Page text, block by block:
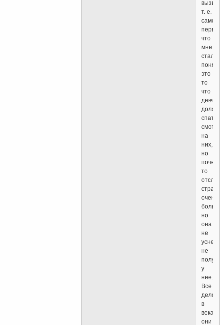
т. е.
самое
что
мне
стало
это
то
что
спать
на
них,
но
то
очень
но
она
не
уснет,
не
у
нее.
Все
дело
в
веках,
они